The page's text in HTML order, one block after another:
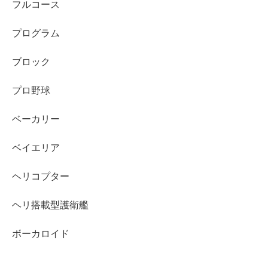
フルコース
プログラム
ブロック
プロ野球
ベーカリー
ベイエリア
ヘリコプター
ヘリ搭載型護衛艦
ボーカロイド